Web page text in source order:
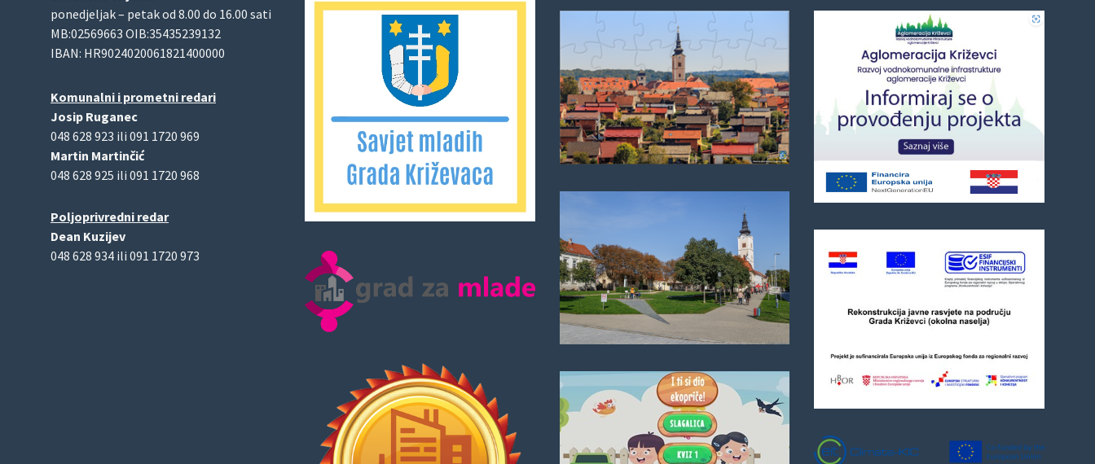
ponedjeljak – petak od 8.00 do 16.00 sati
MB:02569663 OIB:35435239132
IBAN: HR9024020061821400000
Komunalni i prometni redari
Josip Ruganec
048 628 923 ili 091 1720 969
Martin Martinčić
048 628 925 ili 091 1720 968
Poljoprivredni redar
Dean Kuzijev
048 628 934 ili 091 1720 973